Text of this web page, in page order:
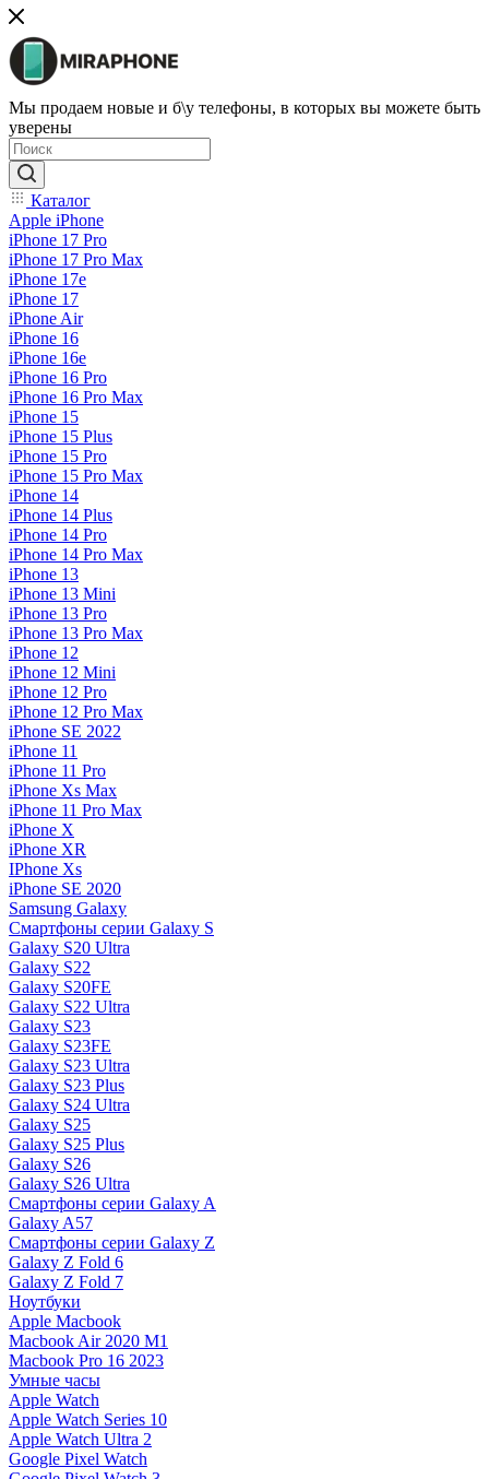
Мы продаем новые и б\у телефоны, в которых вы можете быть
уверены
Каталог
Apple iPhone
iPhone 17 Pro
iPhone 17 Pro Max
iPhone 17e
iPhone 17
iPhone Air
iPhone 16
iPhone 16e
iPhone 16 Pro
iPhone 16 Pro Max
iPhone 15
iPhone 15 Plus
iPhone 15 Pro
iPhone 15 Pro Max
iPhone 14
iPhone 14 Plus
iPhone 14 Pro
iPhone 14 Pro Max
iPhone 13
iPhone 13 Mini
iPhone 13 Pro
iPhone 13 Pro Max
iPhone 12
iPhone 12 Mini
iPhone 12 Pro
iPhone 12 Pro Max
iPhone SE 2022
iPhone 11
iPhone 11 Pro
iPhone Xs Max
iPhone 11 Pro Max
iPhone X
iPhone XR
IPhone Xs
iPhone SE 2020
Samsung Galaxy
Смартфоны серии Galaxy S
Galaxy S20 Ultra
Galaxy S22
Galaxy S20FE
Galaxy S22 Ultra
Galaxy S23
Galaxy S23FE
Galaxy S23 Ultra
Galaxy S23 Plus
Galaxy S24 Ultra
Galaxy S25
Galaxy S25 Plus
Galaxy S26
Galaxy S26 Ultra
Смартфоны серии Galaxy A
Galaxy A57
Смартфоны серии Galaxy Z
Galaxy Z Fold 6
Galaxy Z Fold 7
Ноутбуки
Apple Macbook
Macbook Air 2020 M1
Macbook Pro 16 2023
Умные часы
Apple Watch
Apple Watch Series 10
Apple Watch Ultra 2
Google Pixel Watch